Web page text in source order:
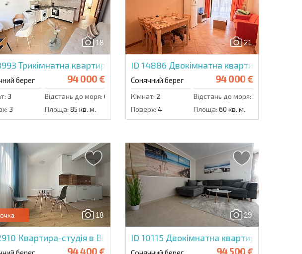
Підписатися на розсилку | Натискаючи кнопку, ви дозволяєте
використання своїх даних.
Надіслати повідомлення
18
Трикімнатна квартира в Сонячному Березі
берег 94 000 €
3 Відстань до моря: 600 м.
3 Площа: 85 кв. м.
21
ID 14886 Двокімнатна квартира в Роял
Сонячний берег 94 000 €
Кімнат: 2 Відстань до моря: 500 м.
Поверх: 4 Площа: 60 кв. м.
18
Квартира-студія в Вілла Арія
94 400 €
29
ID 10115 Двокімнатна квартира в ВІП
94 500 €